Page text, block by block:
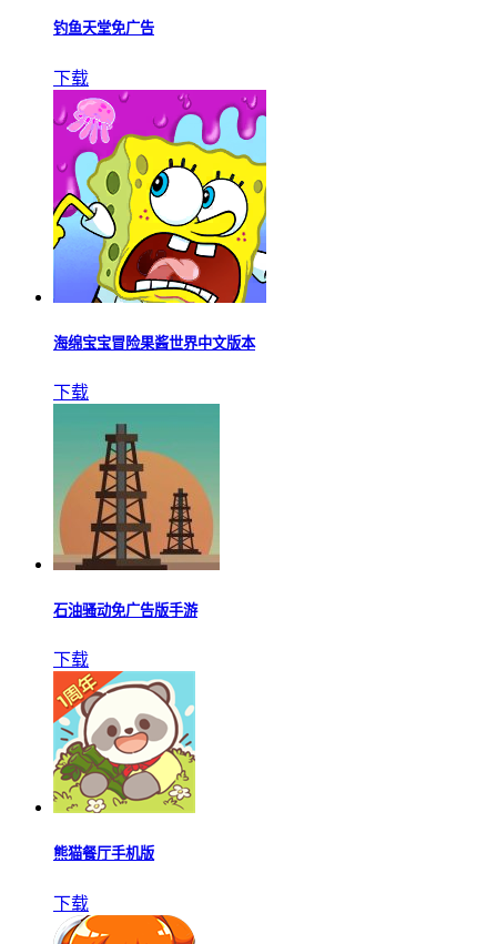
钓鱼天堂免广告
下载
海绵宝宝冒险果酱世界中文版本
下载
石油骚动免广告版手游
下载
熊猫餐厅手机版
下载